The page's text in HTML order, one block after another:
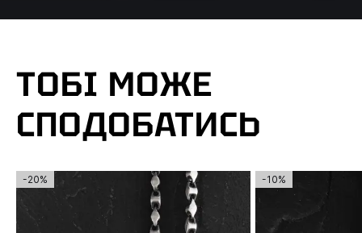
ТОБІ МОЖЕ
СПОДОБАТИСЬ
-20% -10%